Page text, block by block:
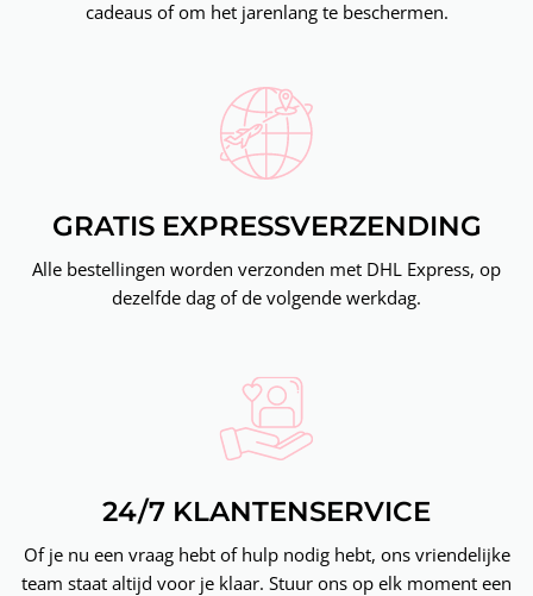
cadeaus of om het jarenlang te beschermen.
GRATIS EXPRESSVERZENDING
Alle bestellingen worden verzonden met DHL Express, op
dezelfde dag of de volgende werkdag.
24/7 KLANTENSERVICE
Of je nu een vraag hebt of hulp nodig hebt, ons vriendelijke
team staat altijd voor je klaar. Stuur ons op elk moment een